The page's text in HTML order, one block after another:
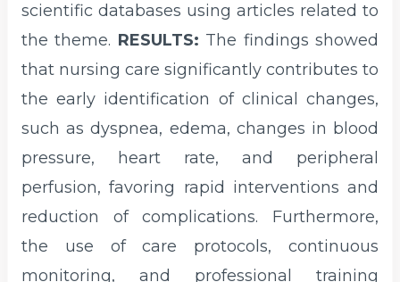
scientific databases using articles related to
the theme. RESULTS: The findings showed
that nursing care significantly contributes to
the early identification of clinical changes,
such as dyspnea, edema, changes in blood
pressure, heart rate, and peripheral
perfusion, favoring rapid interventions and
reduction of complications. Furthermore,
the use of care protocols, continuous
monitoring, and professional training